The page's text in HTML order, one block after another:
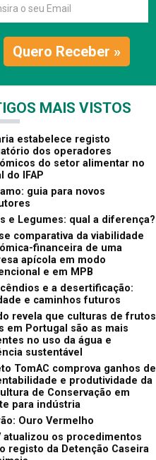
Quero Receber »
MAIS VISTOS
estabelece registo
dos operadores
do setor alimentar no
do IFAP
guia para novos
e Legumes: qual a diferença?
comparativa da viabilidade
financeira de uma
apícola em modo
e em MPB
e a desertificação:
e caminhos futuros
revela que culturas de frutos
em Portugal são as mais
no uso da água e
sustentável
TomAC comprova ganhos de
e produtividade da
de Conservação em
para indústria
Ouro Vermelho
atualizou os procedimentos
registo da Detenção Caseira